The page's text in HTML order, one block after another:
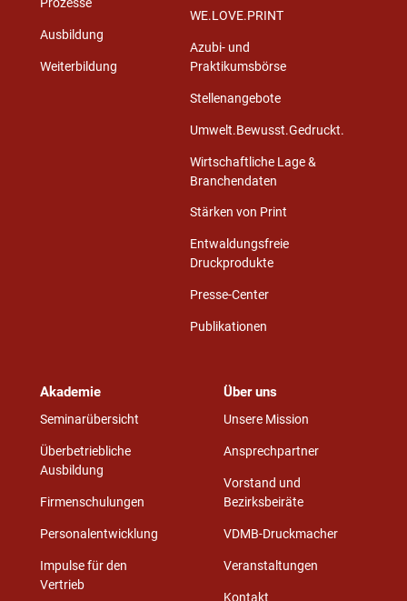
Prozesse
Ausbildung
Weiterbildung
WE.LOVE.PRINT
Azubi- und
Praktikumsbörse
Stellenangebote
Umwelt.Bewusst.Gedruckt.
Wirtschaftliche Lage &
Branchendaten
Stärken von Print
Entwaldungsfreie
Druckprodukte
Presse-Center
Publikationen
Akademie
Seminarübersicht
Überbetriebliche
Ausbildung
Firmenschulungen
Personalentwicklung
Impulse für den
Vertrieb
Über uns
Unsere Mission
Ansprechpartner
Vorstand und
Bezirksbeiräte
VDMB-Druckmacher
Veranstaltungen
Kontakt